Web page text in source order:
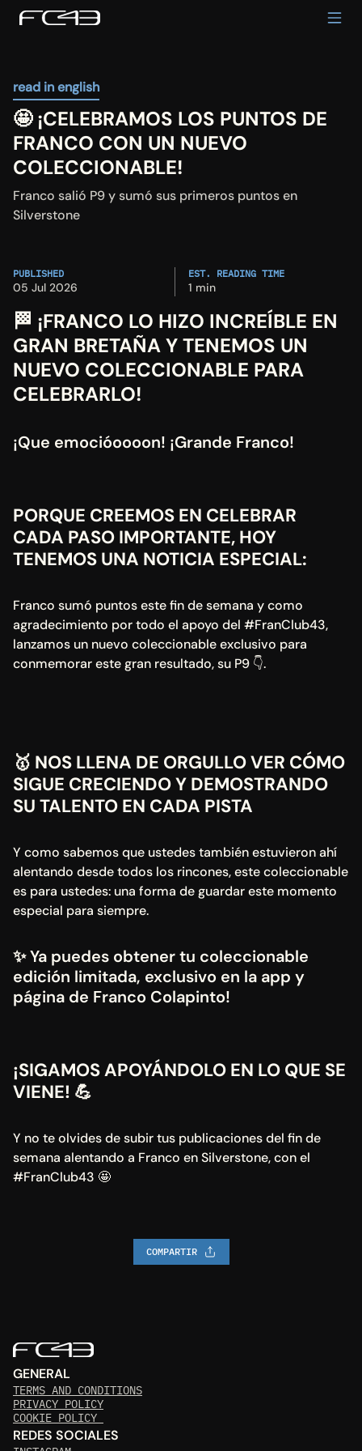
read in english
🤩 ¡CELEBRAMOS LOS PUNTOS DE
FRANCO CON UN NUEVO
COLECCIONABLE!
Franco salió P9 y sumó sus primeros puntos en
Silverstone
PUBLISHED
05 Jul 2026
EST. READING TIME
1 min
🏁 ¡FRANCO LO HIZO INCREÍBLE EN
GRAN BRETAÑA Y TENEMOS UN
NUEVO COLECCIONABLE PARA
CELEBRARLO!
¡Que emocióoooon! ¡Grande Franco!
PORQUE CREEMOS EN CELEBRAR
CADA PASO IMPORTANTE, HOY
TENEMOS UNA NOTICIA ESPECIAL:
Franco sumó puntos este fin de semana y como
agradecimiento por todo el apoyo del #FranClub43,
lanzamos un nuevo coleccionable exclusivo para
conmemorar este gran resultado, su P9 👇.
🥇 NOS LLENA DE ORGULLO VER CÓMO
SIGUE CRECIENDO Y DEMOSTRANDO
SU TALENTO EN CADA PISTA
Y como sabemos que ustedes también estuvieron ahí
alentando desde todos los rincones, este coleccionable
es para ustedes: una forma de guardar este momento
especial para siempre.
✨ Ya puedes obtener tu coleccionable
edición limitada, exclusivo en la app y
página de Franco Colapinto!
¡SIGAMOS APOYÁNDOLO EN LO QUE SE
VIENE! 💪
Y no te olvides de subir tus publicaciones del fin de
semana alentando a Franco en Silverstone, con el
#FranClub43 🤩
COMPARTIR
GENERAL
TERMS AND CONDITIONS
PRIVACY POLICY
COOKIE POLICY
REDES SOCIALES